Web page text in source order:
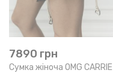
7890 грн
Сумка жіноча OMG CARRIE